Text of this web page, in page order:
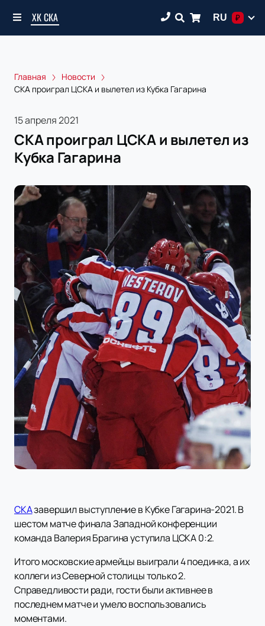
ХК СКА RU ₽
Главная
Новости
СКА проиграл ЦСКА и вылетел из Кубка Гагарина
15 апреля 2021
СКА проиграл ЦСКА и вылетел из
Кубка Гагарина
СКАзавершил выступление в Кубке Гагарина-2021. В
шестом матче финала Западной конференции
команда Валерия Брагина уступила ЦСКА 0:2.
Итого московские армейцы выиграли 4 поединка, а их
коллеги из Северной столицы только 2.
Справедливости ради, гости были активнее в
последнем матче и умело воспользовались
моментами.